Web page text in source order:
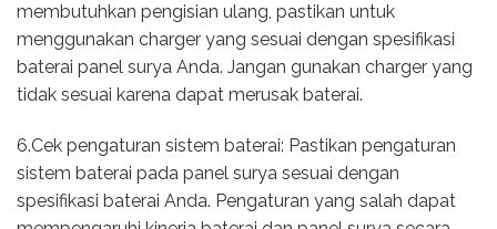
membutuhkan pengisian ulang, pastikan untuk
menggunakan charger yang sesuai dengan spesifikasi
baterai panel surya Anda. Jangan gunakan charger yang
tidak sesuai karena dapat merusak baterai.
6.Cek pengaturan sistem baterai: Pastikan pengaturan
sistem baterai pada panel surya sesuai dengan
spesifikasi baterai Anda. Pengaturan yang salah dapat